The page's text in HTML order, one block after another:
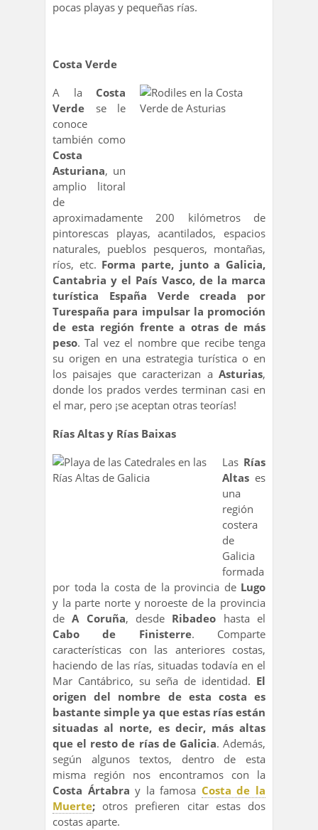
pocas playas y pequeñas rías.
Costa Verde
A la Costa
Verde se le
conoce
también como
Costa
Asturiana, un
amplio litoral
de
aproximadamente 200 kilómetros de
pintorescas playas, acantilados, espacios
naturales, pueblos pesqueros, montañas,
ríos, etc. Forma parte, junto a Galicia,
Cantabria y el País Vasco, de la marca
turística España Verde creada por
Turespaña para impulsar la promoción
de esta región frente a otras de más
peso. Tal vez el nombre que recibe tenga
su origen en una estrategia turística o en
los paisajes que caracterizan a Asturias,
donde los prados verdes terminan casi en
el mar, pero ¡se aceptan otras teorías!
Rías Altas y Rías Baixas
Las Rías
Altas es
una
región
costera
de
Galicia
formada
por toda la costa de la provincia de Lugo
y la parte norte y noroeste de la provincia
deA Coruña, desde Ribadeo hasta el
Cabo de Finisterre. Comparte
características con las anteriores costas,
haciendo de las rías, situadas todavía en el
Mar Cantábrico, su seña de identidad. El
origen del nombre de esta costa es
bastante simple ya que estas rías están
situadas al norte, es decir, más altas
que el resto de rías de Galicia. Además,
según algunos textos, dentro de esta
misma región nos encontramos con la
Costa Ártabra y la famosa Costa de la
Muerte; otros prefieren citar estas dos
costas aparte.